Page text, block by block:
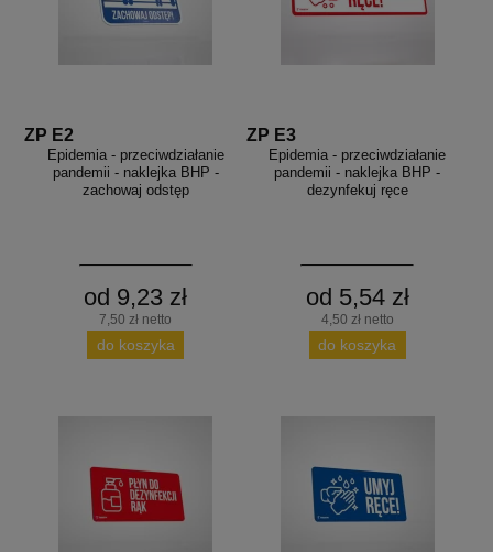
ZP E2
Epidemia - przeciwdziałanie
pandemii - naklejka BHP -
zachowaj odstęp
od 9,23 zł
7,50 zł netto
do koszyka
ZP E3
Epidemia - przeciwdziałanie
pandemii - naklejka BHP -
dezynfekuj ręce
od 5,54 zł
4,50 zł netto
do koszyka